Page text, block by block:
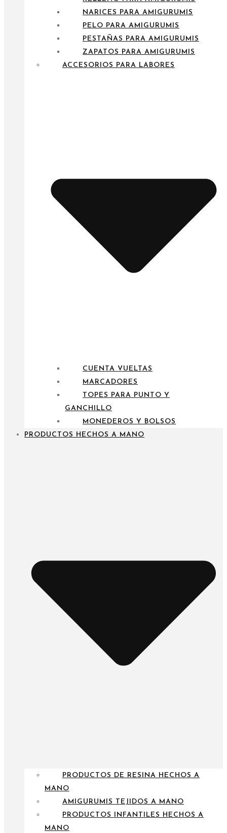
NARICES PARA AMIGURUMIS
PELO PARA AMIGURUMIS
PESTAÑAS PARA AMIGURUMIS
ZAPATOS PARA AMIGURUMIS
ACCESORIOS PARA LABORES
CUENTA VUELTAS
MARCADORES
TOPES PARA PUNTO Y
GANCHILLO
MONEDEROS Y BOLSOS
PRODUCTOS HECHOS A MANO
PRODUCTOS DE RESINA HECHOS A
MANO
AMIGURUMIS TEJIDOS A MANO
PRODUCTOS INFANTILES HECHOS A
MANO